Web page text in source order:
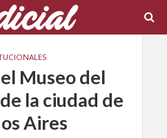
Museo del
la ciudad de
Aires